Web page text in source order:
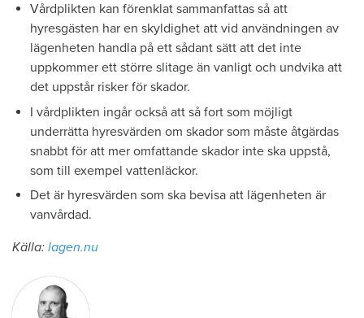
Vårdplikten kan förenklat sammanfattas så att
hyresgästen har en skyldighet att vid användningen av
lägenheten handla på ett sådant sätt att det inte
uppkommer ett större slitage än vanligt och undvika att
det uppstår risker för skador.
I vårdplikten ingår också att så fort som möjligt
underrätta hyresvärden om skador som måste åtgärdas
snabbt för att mer omfattande skador inte ska uppstå,
som till exempel vattenläckor.
Det är hyresvärden som ska bevisa att lägenheten är
vanvårdad.
Källa: lagen.nu